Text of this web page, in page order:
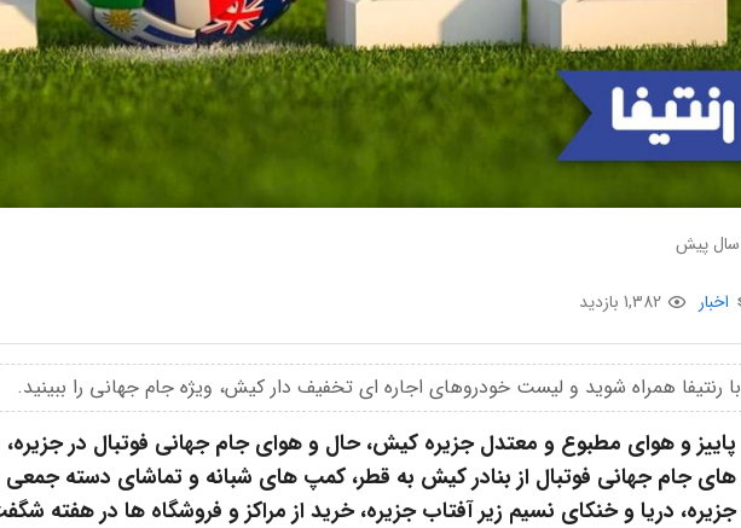
اخبار 1,382 بازدید
با رنتیفا همراه شوید و لیست خودروهای اجاره ای تخفیف دار کیش، ویژه جام جهانی را ببینید.